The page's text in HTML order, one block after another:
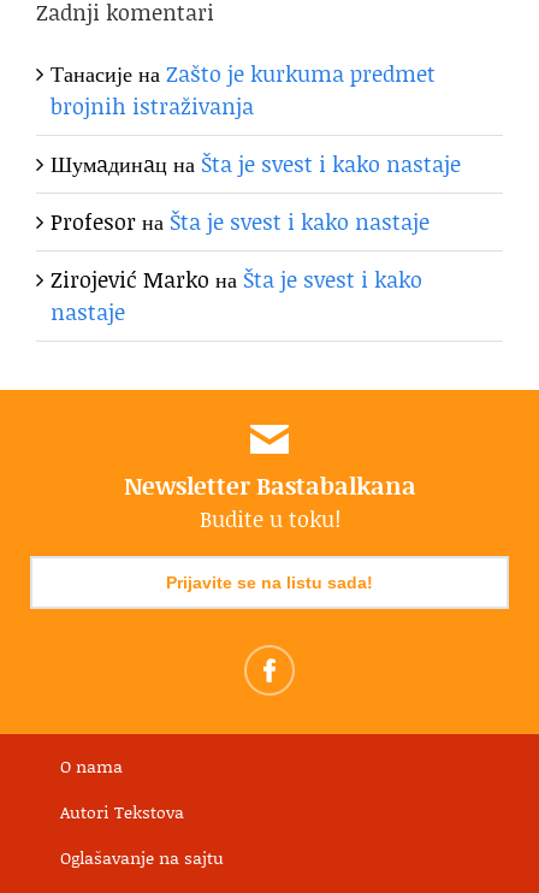
Zadnji komentari
ТанасијенаZašto je kurkuma predmet
brojnih istraživanja
Шумaдинaцна Šta je svest i kako nastaje
Profesorна Šta je svest i kako nastaje
Zirojević Marko на Šta je svest i kako
nastaje
Newsletter Bastabalkana
Budite u toku!
Prijavite se na listu sada!
O nama
Autori Tekstova
Oglašavanje na sajtu